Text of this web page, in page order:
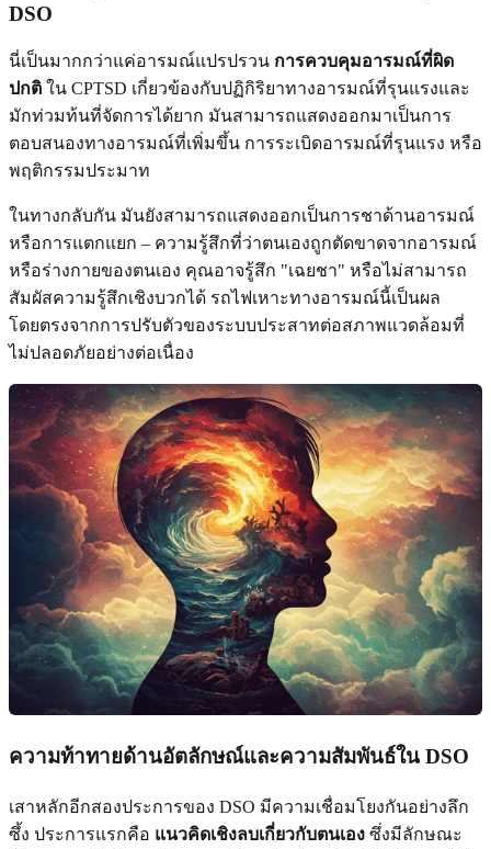
DSO
นี่เป็นมากกว่าแค่อารมณ์แปรปรวน การควบคุมอารมณ์ที่ผิด
ปกติ ใน CPTSD เกี่ยวข้องกับปฏิกิริยาทางอารมณ์ที่รุนแรงและ
มักท่วมท้นที่จัดการได้ยาก มันสามารถแสดงออกมาเป็นการ
ตอบสนองทางอารมณ์ที่เพิ่มขึ้น การระเบิดอารมณ์ที่รุนแรง หรือ
พฤติกรรมประมาท
ในทางกลับกัน มันยังสามารถแสดงออกเป็นการชาด้านอารมณ์
หรือการแตกแยก – ความรู้สึกที่ว่าตนเองถูกตัดขาดจากอารมณ์
หรือร่างกายของตนเอง คุณอาจรู้สึก "เฉยชา" หรือไม่สามารถ
สัมผัสความรู้สึกเชิงบวกได้ รถไฟเหาะทางอารมณ์นี้เป็นผล
โดยตรงจากการปรับตัวของระบบประสาทต่อสภาพแวดล้อมที่
ไม่ปลอดภัยอย่างต่อเนื่อง
ความท้าทายด้านอัตลักษณ์และความสัมพันธ์ใน DSO
เสาหลักอีกสองประการของ DSO มีความเชื่อมโยงกันอย่างลึก
ซึ้ง ประการแรกคือ แนวคิดเชิงลบเกี่ยวกับตนเอง ซึ่งมีลักษณะ